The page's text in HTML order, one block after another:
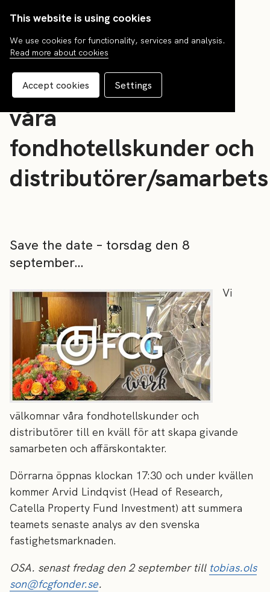
News
Nytt kundevent för
våra
fondhotellskunder och
distributörer/
Save the date – torsdag den 8
september…
Vi
välkomnar våra fondhotellskunder och
distributörer till en kväll för att skapa givande
samarbeten och affärskontakter.
Dörrarna öppnas klockan 17:30 och under kvällen
kommer Arvid Lindqvist (Head of Research,
Catella Property Fund Investment) att summera
teamets senaste analys av den svenska
fastighetsmarknaden.
OSA. senast fredag den 2 september till tobias.ols
son@fcgfonder.se.
This website is using cookies
We use cookies for functionality, services and analysis.
Read more about cookies
Accept cookies Settings